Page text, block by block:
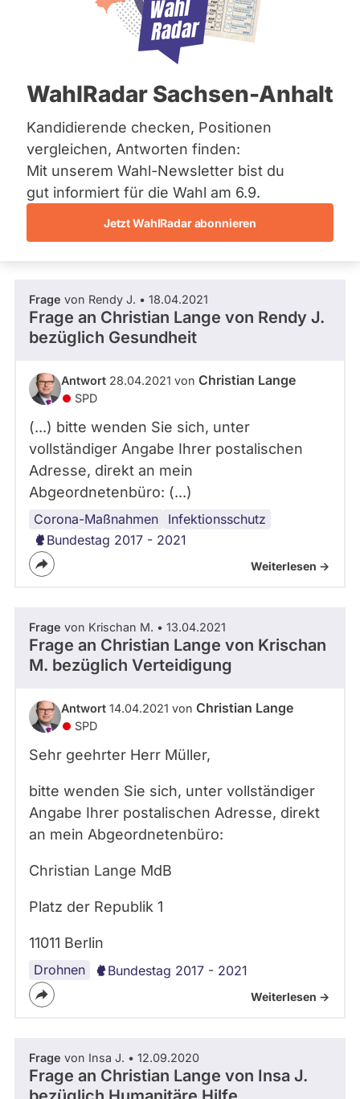
Bremen
Hamburg
Mecklenburg-Vorpommern
Nordrhein-Westfalen
Saarland
Sachsen
Sachsen-Anhalt
Sachsen-Anhalt
Schleswig-Holstein
Thüringen
Archiv
Spenden
WahlRadar Sachsen-Anhalt
Kandidierende checken, Positionen
vergleichen, Antworten finden:
Mit unserem Wahl-Newsletter bist du
gut informiert für die Wahl am 6.9.
Jetzt WahlRadar abonnieren
SPD
Dieser Politiker hat kein aktuelles und kein
zukünftiges Mandat und keine
Direktandidatur auf Landes-, Bundes- oder
Wahlliste werden bei uns nicht erfasst.
Die Fragefunktion ist für diese Person
derzeit nicht aktiv.
Politiker:innen
aktiven
oder
Mandaten
können
abgeordnetenwatch
befragt
werden.
Fragen und Antworten
Frage von Rendy J. • 18.04.2021
Frage an Christian Lange von Rendy J.
bezüglich Gesundheit
Antwort 28.04.2021 von Christian Lange
SPD
(...) bitte wenden Sie sich, unter
vollständiger Angabe Ihrer postalischen
Adresse, direkt an mein
Abgeordnetenbüro: (...)
Corona-Maßnahmen
Infektionsschutz
Bundestag 2017 - 2021
Weiterlesen ->
Frage von Krischan M. • 13.04.2021
Frage an Christian Lange von Krischan
M. bezüglich Verteidigung
Antwort 14.04.2021 von Christian Lange
SPD
Sehr geehrter Herr Müller,
bitte wenden Sie sich, unter vollständiger
Angabe Ihrer postalischen Adresse, direkt
an mein Abgeordnetenbüro:
Christian Lange MdB
Platz der Republik 1
11011 Berlin
Drohnen Bundestag 2017 - 2021
Weiterlesen ->
Frage von Insa J. • 12.09.2020
Frage an Christian Lange von Insa J.